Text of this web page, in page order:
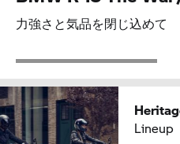
力強さと気品を閉じ込めて
Lineup